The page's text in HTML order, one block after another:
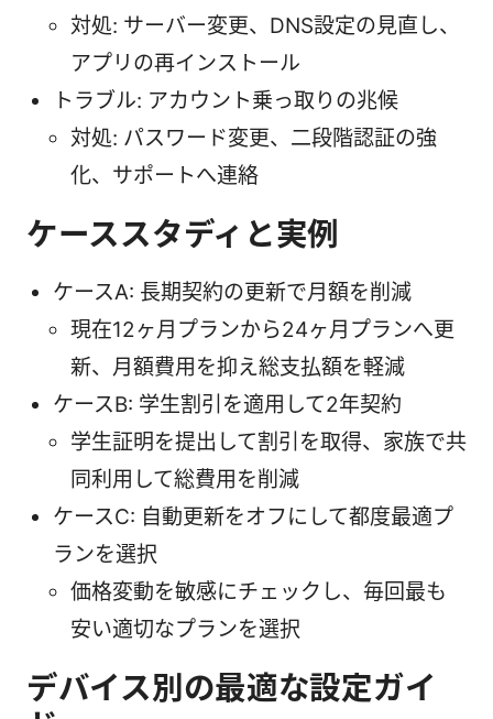
対処: サーバー変更、DNS設定の見直し、
アプリの再インストール
トラブル: アカウント乗っ取りの兆候
対処: パスワード変更、二段階認証の強
化、サポートへ連絡
ケーススタディと実例
ケースA: 長期契約の更新で月額を削減
現在12ヶ月プランから24ヶ月プランへ更
新、月額費用を抑え総支払額を軽減
ケースB: 学生割引を適用して2年契約
学生証明を提出して割引を取得、家族で共
同利用して総費用を削減
ケースC: 自動更新をオフにして都度最適プ
ランを選択
価格変動を敏感にチェックし、毎回最も
安い適切なプランを選択
デバイス別の最適な設定ガイ